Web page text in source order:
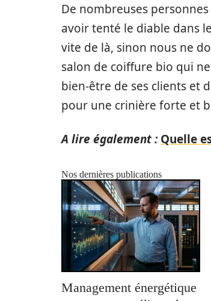
De nombreuses
avoir tenté le diable dans
vite de là, sinon nous ne
salon de coiffure bio qui
bien-être de ses clients et
pour une crinière forte et
A lire également : Quelle
Nos dernières publications
Management énergétique